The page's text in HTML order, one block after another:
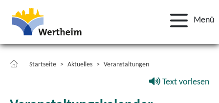
Menü
Startseite Aktuelles Veranstaltungen
Text vorlesen